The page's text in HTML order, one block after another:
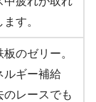
す。
のゼリー。
ルギー補給
のレースでも